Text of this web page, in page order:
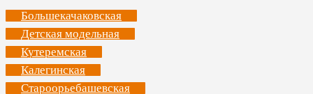
Большекачаковская
Детская модельная
Кутеремская
Калегинская
Староорьебашевская